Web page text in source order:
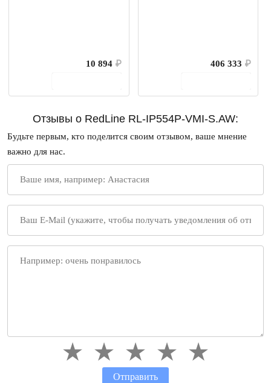
10 894 ₽
406 333 ₽
Отзывы о RedLine RL-IP554P-VMI-S.AW:
Будьте первым, кто поделится своим отзывом, ваше мнение
важно для нас.
Отправить